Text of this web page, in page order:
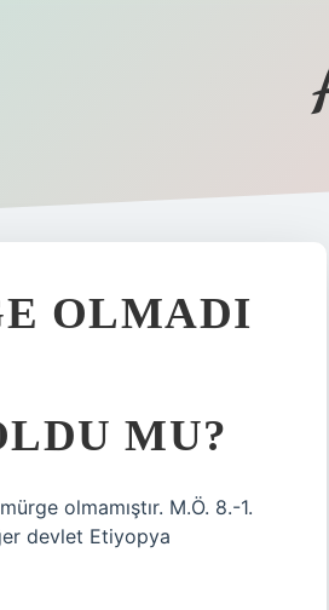
OLMADI
MU?
olmamıştır. M.Ö. 8.-1.
devlet Etiyopya